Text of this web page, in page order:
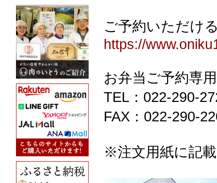
ご予約いただけ
https://
お弁当ご予約専
TEL：022-290-
FAX：022-290-
※注文用紙に記